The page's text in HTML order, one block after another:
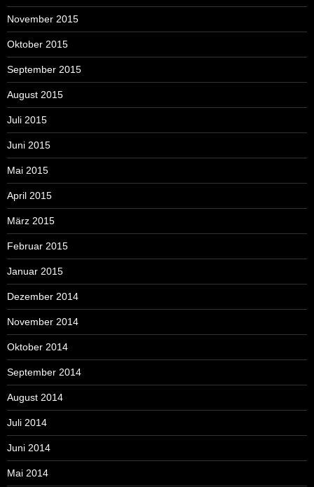
November 2015
Oktober 2015
September 2015
August 2015
Juli 2015
Juni 2015
Mai 2015
April 2015
März 2015
Februar 2015
Januar 2015
Dezember 2014
November 2014
Oktober 2014
September 2014
August 2014
Juli 2014
Juni 2014
Mai 2014